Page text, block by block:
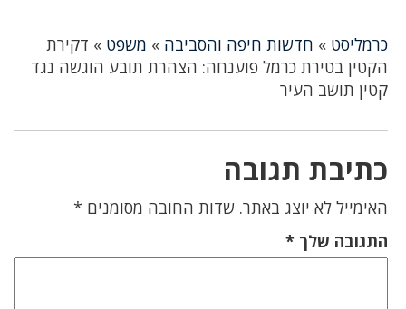
כרמליסט » חדשות חיפה והסביבה » משפט » דקירת
הקטין בטירת כרמל פוענחה: הצהרת תובע הוגשה נגד
קטין תושב העיר
כתיבת תגובה
האימייל לא יוצג באתר. שדות החובה מסומנים *
התגובה שלך *